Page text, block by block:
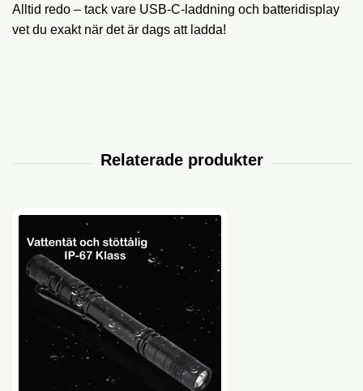
Alltid redo – tack vare USB-C-laddning och batteridisplay
vet du exakt när det är dags att ladda!